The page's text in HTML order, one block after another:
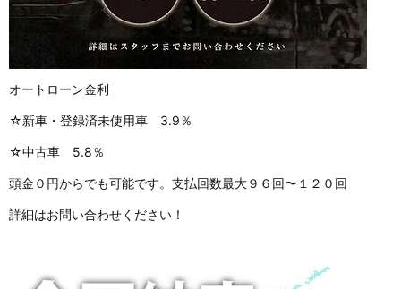
オートローン金利
☆新車・登録済未使用車 3.9％
☆中古車 5.8％
頭金０円からでも可能です。支払回数最大９６回〜１２０回
詳細はお問い合わせください！